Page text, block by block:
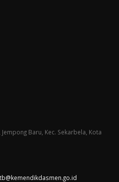
Baru, Kec. Sekarbela, Kota